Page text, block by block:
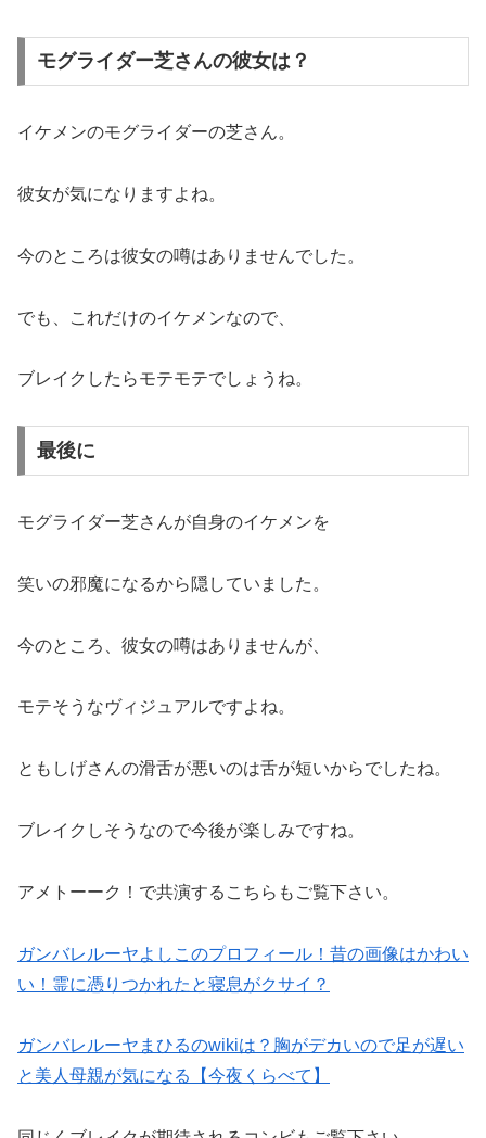
モグライダー芝さんの彼女は？
イケメンのモグライダーの芝さん。
彼女が気になりますよね。
今のところは彼女の噂はありませんでした。
でも、これだけのイケメンなので、
ブレイクしたらモテモテでしょうね。
最後に
モグライダー芝さんが自身のイケメンを
笑いの邪魔になるから隠していました。
今のところ、彼女の噂はありませんが、
モテそうなヴィジュアルですよね。
ともしげさんの滑舌が悪いのは舌が短いからでしたね。
ブレイクしそうなので今後が楽しみですね。
アメトーーク！で共演するこちらもご覧下さい。
ガンバレルーヤよしこのプロフィール！昔の画像はかわい
い！霊に憑りつかれたと寝息がクサイ？
ガンバレルーヤまひるのwikiは？胸がデカいので足が遅い
と美人母親が気になる【今夜くらべて】